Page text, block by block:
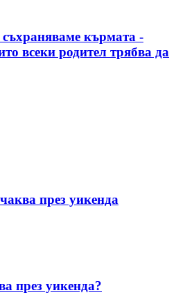
кърмата -
всеки родител трябва да
през уикенда
през уикенда?